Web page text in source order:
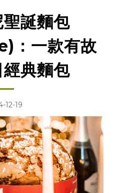
誕麵包
：一款有故
典麵包
12-19